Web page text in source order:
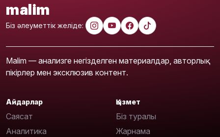
malim
Біз әлеуметтік желіде:
Malim — анализге негізделген материалдар, авторлық
пікірлер мен эксклюзив контент.
Айдарлар
Саясат
Аналитика
Қызмет
Біз туралы
Жарнама